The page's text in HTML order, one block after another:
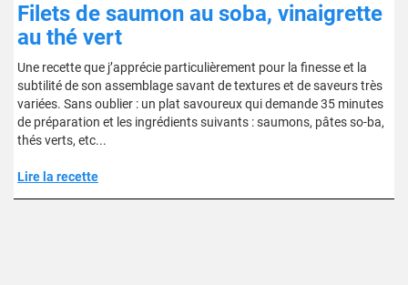
Filets de saumon au soba, vinaigrette
au thé vert
Une recette que j’apprécie particulièrement pour la finesse et la
subtilité de son assemblage savant de textures et de saveurs très
variées. Sans oublier : un plat savoureux qui demande 35 minutes
de préparation et les ingrédients suivants : saumons, pâtes so-ba,
thés verts, etc...
Lire la recette